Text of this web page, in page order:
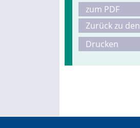
zum PDF
Zurück zu
Drucken